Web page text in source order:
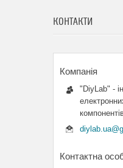
КОНТАКТИ
"DiyLab" -